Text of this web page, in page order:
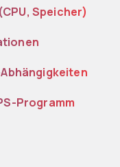
Speicher)
Programm